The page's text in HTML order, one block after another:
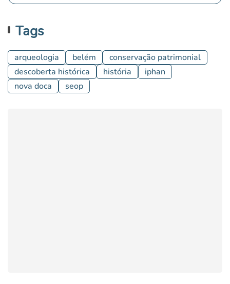
Tags
arqueologia belém
conservação patrimonial
descoberta histórica
história
iphan
nova doca
seop